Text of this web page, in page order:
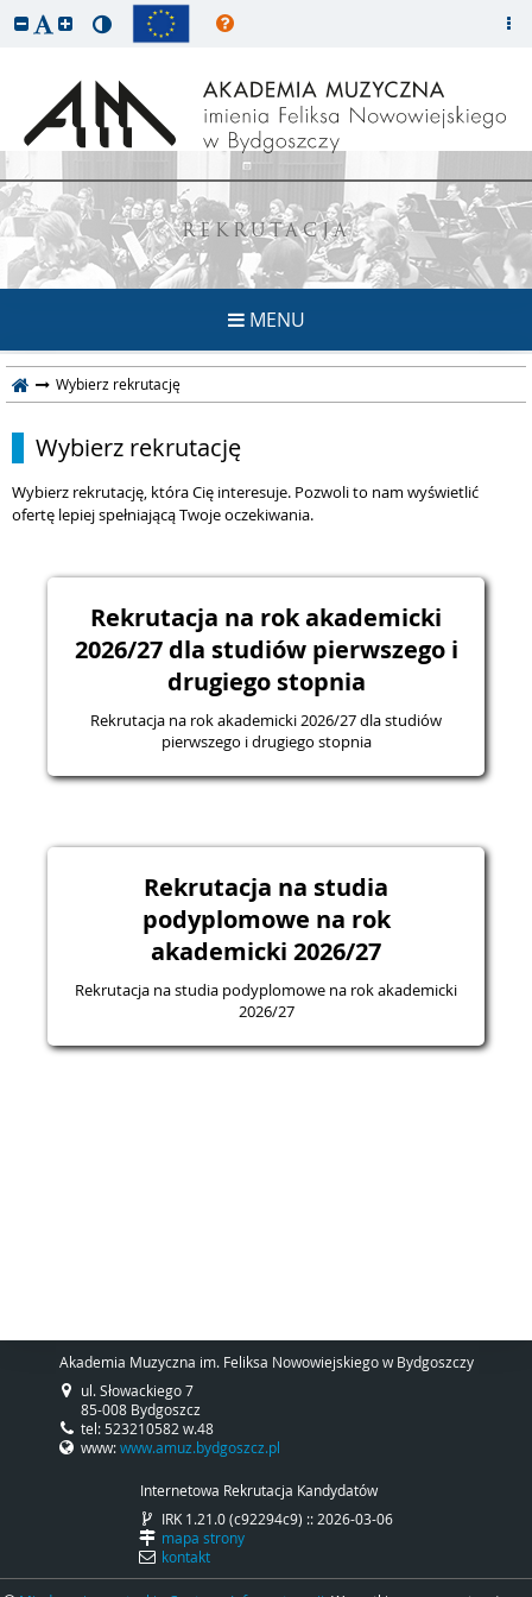
REKRUTACJA
MENU
Wybierz rekrutację
Wybierz rekrutację
Wybierz rekrutację, która Cię interesuje. Pozwoli to nam wyświetlić
ofertę lepiej spełniającą Twoje oczekiwania.
Rekrutacja na rok akademicki
2026/27 dla studiów pierwszego i
drugiego stopnia
Rekrutacja na rok akademicki 2026/27 dla studiów
pierwszego i drugiego stopnia
Rekrutacja na studia
podyplomowe na rok
akademicki 2026/27
Rekrutacja na studia podyplomowe na rok akademicki
2026/27
Akademia Muzyczna im. Feliksa Nowowiejskiego w Bydgoszczy
ul. Słowackiego 7
85-008 Bydgoszcz
tel: 523210582 w.48
www:www.amuz.bydgoszcz.pl
Internetowa Rekrutacja Kandydatów
IRK 1.21.0 (c92294c9) :: 2026-03-06
mapa strony
kontakt